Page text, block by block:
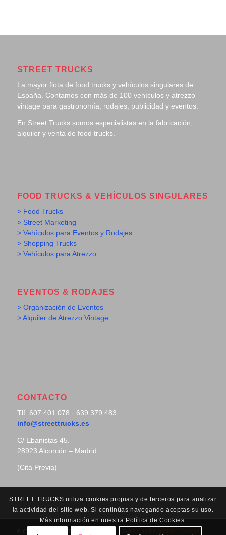
STREET TRUCKS
La mayor flota de food trucks y vehículos singulares de
España. Contamos con más de 100 vehículos y atrezzo
vintage para gastronomía, rodajes, publicidad y eventos.
En Street Trucks somos especialistas en la fabricación,
alquiler y venta de food trucks.
FOOD TRUCKS & VEHÍCULOS SINGULARES
> Food Trucks
> Street Marketing
> Vehículos para Eventos y Rodajes
> Shopping Trucks
> Vehículos para Atrezzo
EVENTOS & RODAJES
> Organización de Eventos
> Alquiler de Atrezzo Vintage
CONTACTO
Tlf: 607 401 078 · 639 379 483
info@streettrucks.es
C/ Ebanistas 45.
28923 Alcorcón – Madrid.
(Cita Previa)
STREET TRUCKS utiliza cookies propias y de terceros para analizar
la actividad del sitio web. Si continúas navegando aceptas su uso.
Más información en nuestra Política de Cookies.